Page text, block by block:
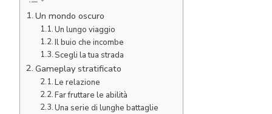
Un mondo oscuro
Un lungo viaggio
Il buio che incombe
Scegli la tua strada
Gameplay stratificato
Le relazione
Far fruttare le abilità
Una serie di lunghe battaglie